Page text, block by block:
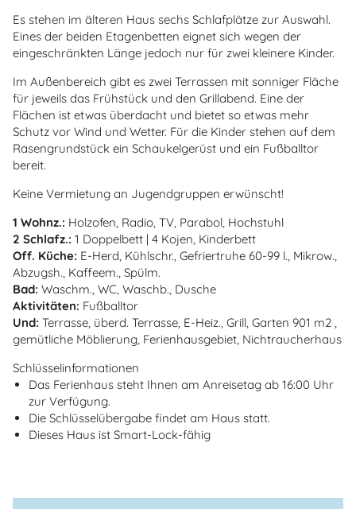
Es stehen im älteren Haus sechs Schlafplätze zur Auswahl.
Eines der beiden Etagenbetten eignet sich wegen der
eingeschränkten Länge jedoch nur für zwei kleinere Kinder.
Im Außenbereich gibt es zwei Terrassen mit sonniger Fläche
für jeweils das Frühstück und den Grillabend. Eine der
Flächen ist etwas überdacht und bietet so etwas mehr
Schutz vor Wind und Wetter. Für die Kinder stehen auf dem
Rasengrundstück ein Schaukelgerüst und ein Fußballtor
bereit.
Keine Vermietung an Jugendgruppen erwünscht!
1 Wohnz.: Holzofen, Radio, TV, Parabol, Hochstuhl
2 Schlafz.: 1 Doppelbett | 4 Kojen, Kinderbett
Off. Küche: E-Herd, Kühlschr., Gefriertruhe 60-99 l., Mikrow.,
Abzugsh., Kaffeem., Spülm.
Bad: Waschm., WC, Waschb., Dusche
Aktivitäten: Fußballtor
Und: Terrasse, überd. Terrasse, E-Heiz., Grill, Garten 901 m2 ,
gemütliche Möblierung, Ferienhausgebiet, Nichtraucherhaus
Schlüsselinformationen
Das Ferienhaus steht Ihnen am Anreisetag ab 16:00 Uhr
zur Verfügung.
Die Schlüsselübergabe findet am Haus statt.
Dieses Haus ist Smart-Lock-fähig